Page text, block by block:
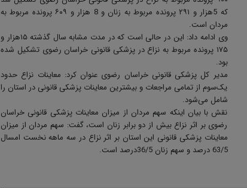
که 5هزار و ۲۹۱ پرونده مربوط به زنان و 8 هزار و ۶۰۹ پرونده مربوط به
مردان است.
وی ادامه داد: این در حالی است که در مدت مشابه سال گذشته ۱۵هزار و
۱۷۵ پرونده مربوط به نزاع در پزشکی قانونی خراسان رضوی تشکیل شده
بود.
مدیر کل پزشکی قانونی خراسان رضوی عنوان کرد: معاینات نزاع حدود
یک‌سوم از تمامی مراجعات و بیشترین معاینات پزشکی قانونی در استان را
شامل می‌شود.
نقش با بیان اینکه سهم مردان از میزان معاینات پزشکی قانونی خراسان
رضوی بر اثر نزاع بیش از دو برابر زنان است، گفت: سهم مردان از میزان
معاینات پزشکی قانونی این استان بر اثر نزاع در سه ماهه نخست امسال
63/5 درصد و سهم زنان 36/5درصد است.